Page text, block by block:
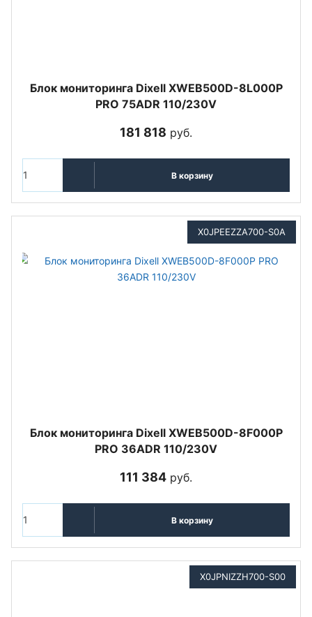
Блок мониторинга Dixell XWEB500D-8L000P
PRO 75ADR 110/230V
181 818 руб.
В корзину
X0JPEEZZA700-S0A
Блок мониторинга Dixell XWEB500D-8F000P
PRO 36ADR 110/230V
111 384 руб.
В корзину
X0JPNIZZH700-S00